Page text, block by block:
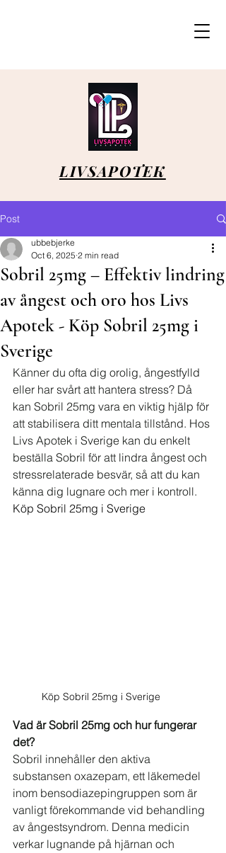
LIVSAPOTEK
Post
Sobril 25mg – Effektiv lindring
av ångest och oro hos Livs
Apotek - Köp Sobril 25mg i
Sverige
ubbebjerke
Oct 6, 2025 2 min read
Känner du ofta dig orolig, ångestfylld
eller har svårt att hantera stress? Då
kan Sobril 25mg vara en viktig hjälp för
att stabilisera ditt mentala tillstånd. Hos
Livs Apotek i Sverige kan du enkelt
beställa Sobril för att lindra ångest och
stressrelaterade besvär, så att du kan
känna dig lugnare och mer i kontroll.
Köp Sobril 25mg i Sverige
Köp Sobril 25mg i Sverige
Vad är Sobril 25mg och hur fungerar
det?
Sobril innehåller den aktiva
substansen oxazepam, ett läkemedel
inom bensodiazepingruppen som är
vanligt förekommande vid behandling
av ångestsyndrom. Denna medicin
verkar lugnande på hjärnan och